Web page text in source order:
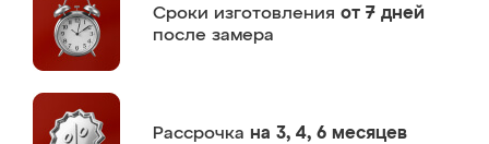
Сроки изготовления от 7 дней
после замера
Рассрочка на 3, 4, 6 месяцев